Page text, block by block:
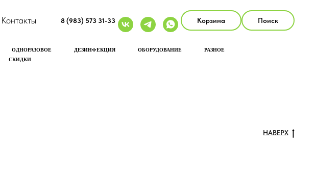
Контакты 8 (983) 573 31-33 Корзина Поиск
ОДНОРАЗОВОЕ ДЕЗИНФЕКЦИЯ ОБОРУДОВАНИЕ
РАЗНОЕ
СКИДКИ
НАВЕРХ